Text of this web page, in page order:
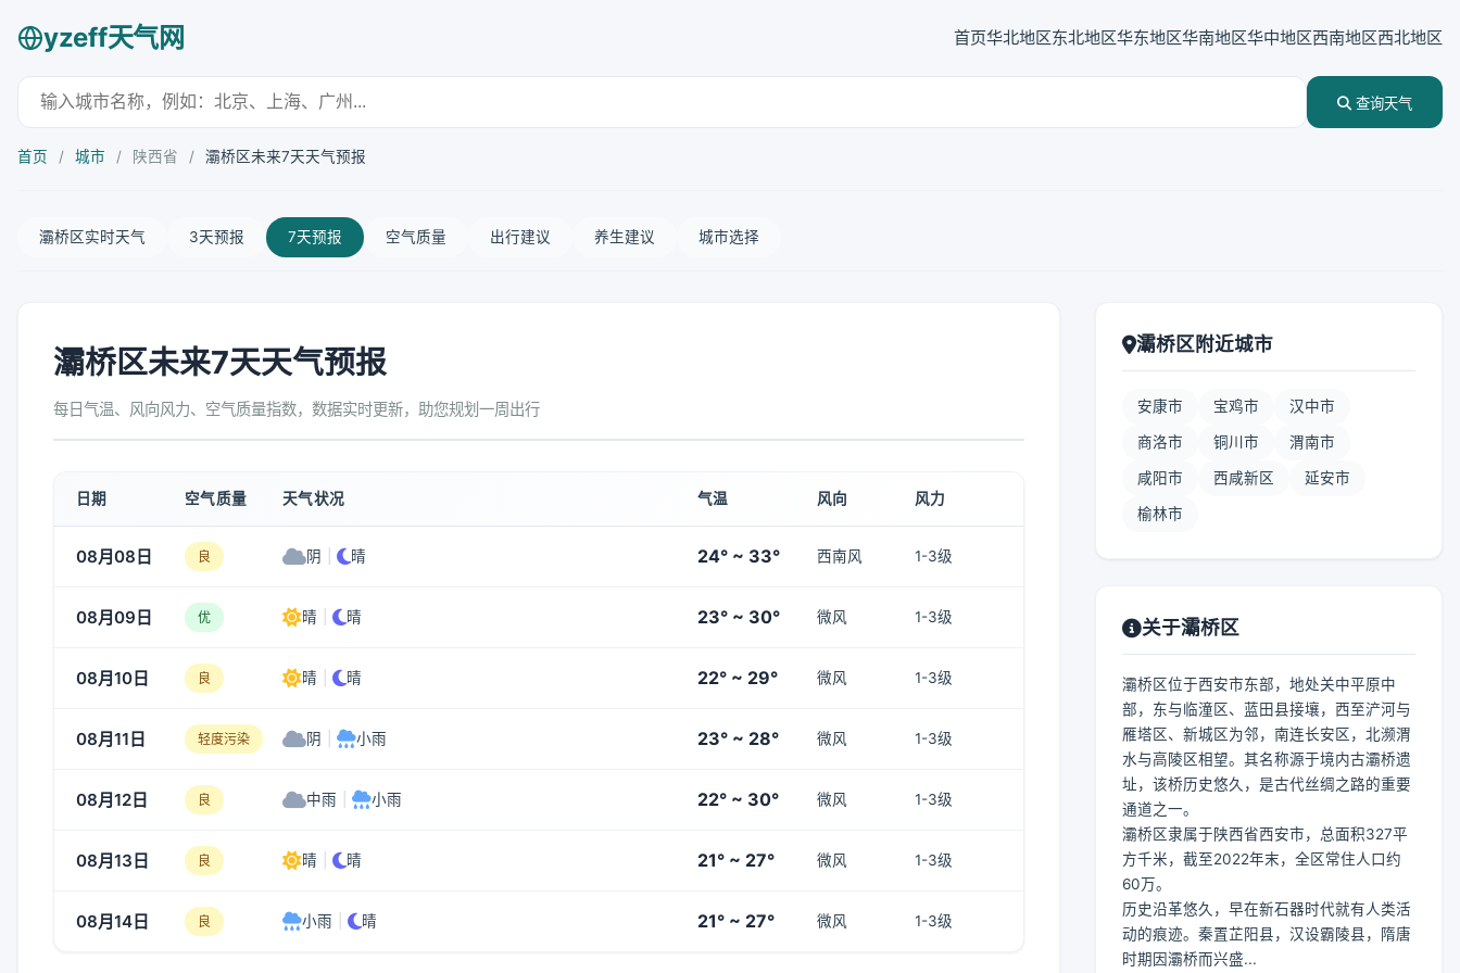
yzeff天气网 首页华北地区东北地区华东地区华南地区华中地区西南地区西北地区
查询天气
首页 / 城市 / 陕西省 / 灞桥区未来7天天气预报
灞桥区实时天气 3天预报 7天预报 空气质量 出行建议 养生建议 城市选择
灞桥区未来7天天气预报
每日气温、风向风力、空气质量指数，数据实时更新，助您规划一周出行
日期 空气质量 天气状况 气温 风向 风力
08月08日 良 阴 晴 24° ~ 33° 西南风 1-3级
08月09日 优 晴 晴 23° ~ 30° 微风 1-3级
08月10日 良 晴 晴 22° ~ 29° 微风 1-3级
08月11日 轻度污染 阴 小雨 23° ~ 28° 微风 1-3级
08月12日 良 中雨 小雨 22° ~ 30° 微风 1-3级
08月13日 良 晴 晴 21° ~ 27° 微风 1-3级
08月14日 良 小雨 晴 21° ~ 27° 微风 1-3级
灞桥区附近城市
安康市 宝鸡市 汉中市
商洛市 铜川市 渭南市
咸阳市 西咸新区 延安市
榆林市
关于灞桥区
灞桥区位于西安市东部，地处关中平原中
部，东与临潼区、蓝田县接壤，西至浐河与
雁塔区、新城区为邻，南连长安区，北濒渭
水与高陵区相望。其名称源于境内古灞桥遗
址，该桥历史悠久，是古代丝绸之路的重要
通道之一。
灞桥区隶属于陕西省西安市，总面积327平
方千米，截至2022年末，全区常住人口约
60万。
历史沿革悠久，早在新石器时代就有人类活
动的痕迹。秦置芷阳县，汉设霸陵县，隋唐
时期因灞桥而兴盛...